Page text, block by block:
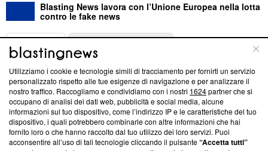
Blasting News lavora con l’Unione Europea nella lotta
contro le fake news
ABOUT
Questa sezione offre informazioni trasparenti su Blasting
News, sui nostri processi editoriali e su come ci impegniamo a
creare news di qualità. Inoltre, afferma la nostra aderenza a
‘Trust Project - News with Integrity’Blasting News non è
ancora membro del programma, ma ha richiesto di farne
parte; Trust Project non ha ancora effettuato una verifica di
Utilizziamo i cookie e tecnologie simili di tracciamento per fornirti un servizio
personalizzato rispetto alle tue esigenze di navigazione e per analizzare il
nostro traffico. Raccogliamo e condividiamo con i nostri 1624partner che si
occupano di analisi dei dati web, pubblicità e social media, alcune
informazioni sul tuo dispositivo, come l’indirizzo IP e le caratteristiche del tuo
dispositivo, i quali potrebbero combinarle con altre informazioni che hai
fornito loro o che hanno raccolto dal tuo utilizzo dei loro servizi. Puoi
acconsentire all’uso di tali tecnologie cliccando il pulsante“Accetta tutti”